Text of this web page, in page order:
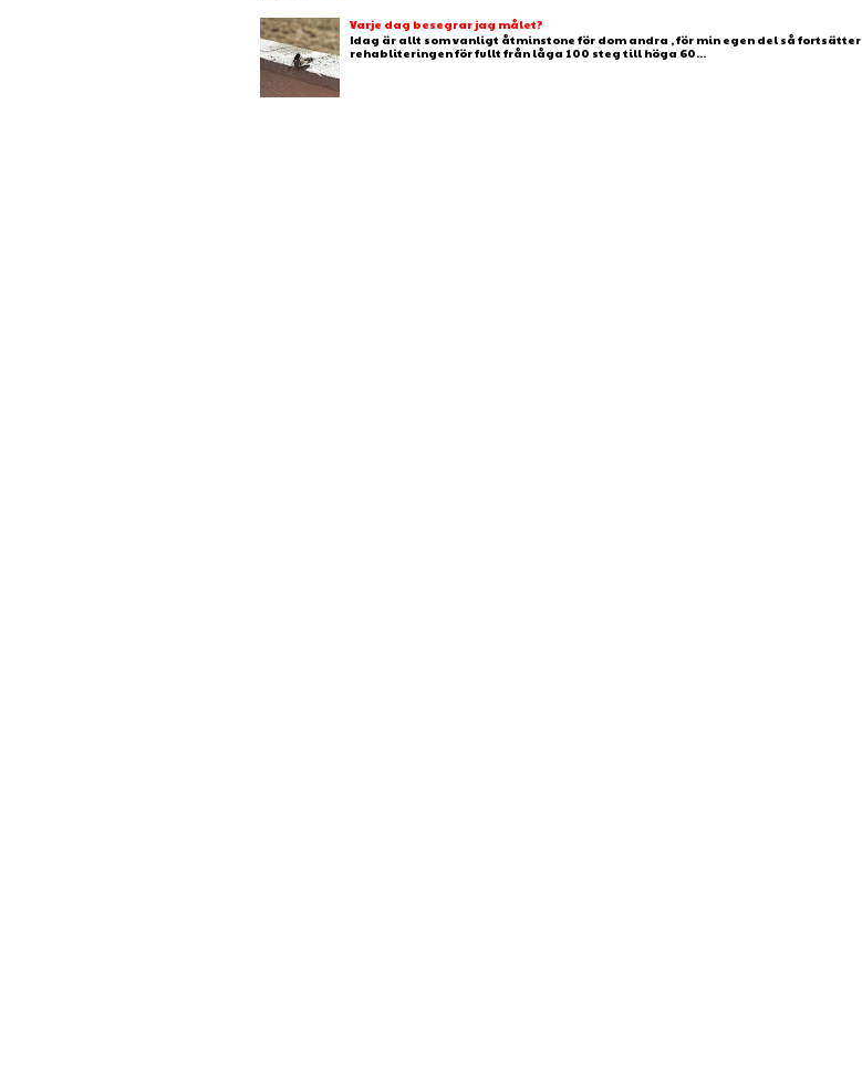
Varje dag besegrar jag målet?
Idag är allt som vanligt åtminstone för dom andra , för min egen del så fortsätter
rehabliteringen för fullt från låga 100 steg till höga 60...